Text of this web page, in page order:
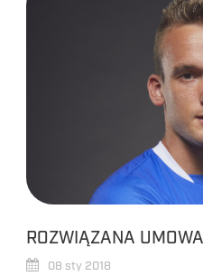
ROZWIĄZANA
08 sty 2018